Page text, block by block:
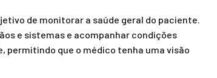
de monitorar a saúde geral do paciente.
e sistemas e acompanhar condições
permitindo que o médico tenha uma visão